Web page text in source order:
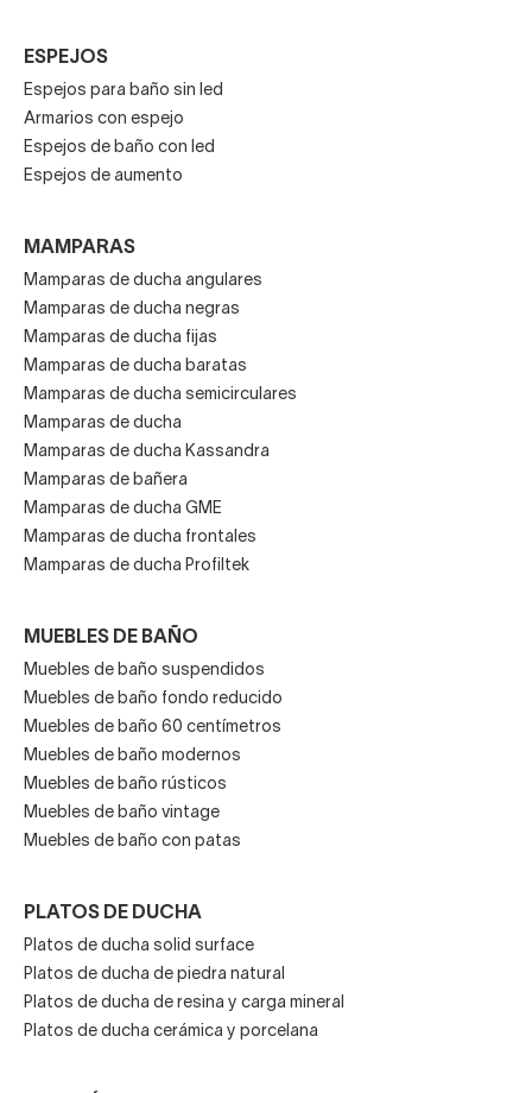
ESPEJOS
Espejos para baño sin led
Armarios con espejo
Espejos de baño con led
Espejos de aumento
MAMPARAS
Mamparas de ducha angulares
Mamparas de ducha negras
Mamparas de ducha fijas
Mamparas de ducha baratas
Mamparas de ducha semicirculares
Mamparas de ducha
Mamparas de ducha Kassandra
Mamparas de bañera
Mamparas de ducha GME
Mamparas de ducha frontales
Mamparas de ducha Profiltek
MUEBLES DE BAÑO
Muebles de baño suspendidos
Muebles de baño fondo reducido
Muebles de baño 60 centímetros
Muebles de baño modernos
Muebles de baño rústicos
Muebles de baño vintage
Muebles de baño con patas
PLATOS DE DUCHA
Platos de ducha solid surface
Platos de ducha de piedra natural
Platos de ducha de resina y carga mineral
Platos de ducha cerámica y porcelana